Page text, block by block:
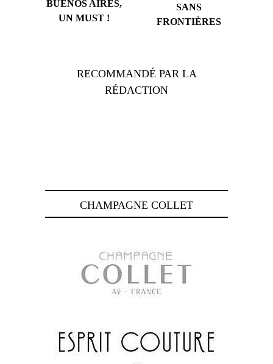
BUENOS AIRES,
UN MUST !
SANS
FRONTIÈRES
RECOMMANDÉ PAR LA
RÉDACTION
CHAMPAGNE COLLET